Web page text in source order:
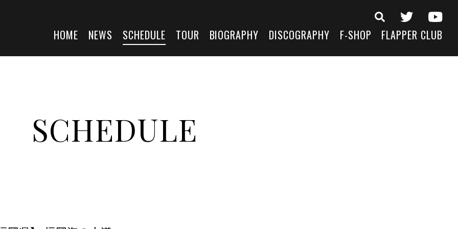
HOME NEWS SCHEDULE TOUR BIOGRAPHY DISCOGRAPHY F-SHOP FLAPPER CLUB
SCHEDULE